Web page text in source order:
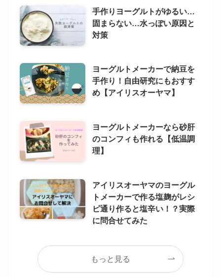
手作りヨーグルトがゆるい…
固まらない…水っぽい原因と
対策
ヨーグルトメーカーで納豆を
手作り！自由研究にもおすす
め【アイリスオーヤマ】
ヨーグルトメーカーなら砂肝
のコンフィも作れる【低温調
理】
アイリスオーヤマのヨーグル
トメーカーで作る塩麹がレシ
ピ通り作ると塩辛い！？実際
に問合せてみた
もっと見る